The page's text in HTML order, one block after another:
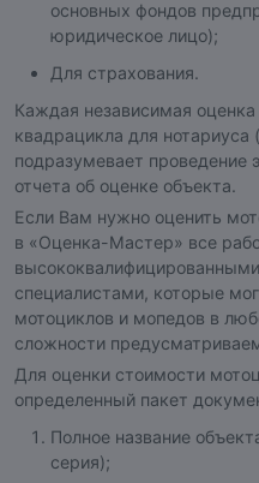
основных фондов
юридическое лицо);
Для страхования.
Каждая независимая
квадрацикла для
подразумевает проведение
отчета об оценке объекта.
Если Вам нужно оценить
в «Оценка-Мастер» все
специалистами, которые
мотоциклов и мопедов в
сложности
Для оценки стоимости
определенный пакет
Полное название
серия);